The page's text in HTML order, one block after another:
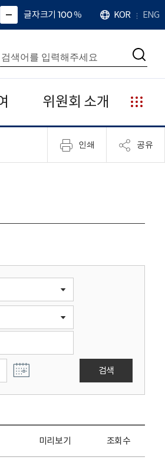
면
소
확
대
치
글자크기 100%
언
어
KOR ENG
통
합
검
색
검
위원회 소개
누
리
집
안
인쇄 공유
검색
미리보기 조회수